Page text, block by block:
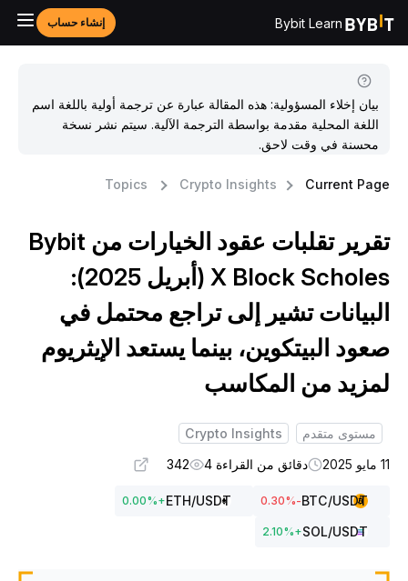
Bybit Learn إنشاء حساب
بيان إخلاء المسؤولية: هذه المقالة عبارة عن ترجمة أولية باللغة اسم
اللغة المحلية مقدمة بواسطة الترجمة الآلية. سيتم نشر نسخة
محسنة في وقت لاحق.
Topics Crypto Insights Current
تقرير تقلبات عقود الخيارات من Bybit
X Block Scholes (أبريل 2025):
تشير إلى تراجع محتمل في
البيتكوين، بينما يستعد الإيثريوم
من المكاسب
مستوى متقدم
Crypto Insights
دقائق من القراءة 4 342
BTC/USDT
-0.30
%
ETH/USDT
+
0.00%
SOL/USDT
+
2.10%